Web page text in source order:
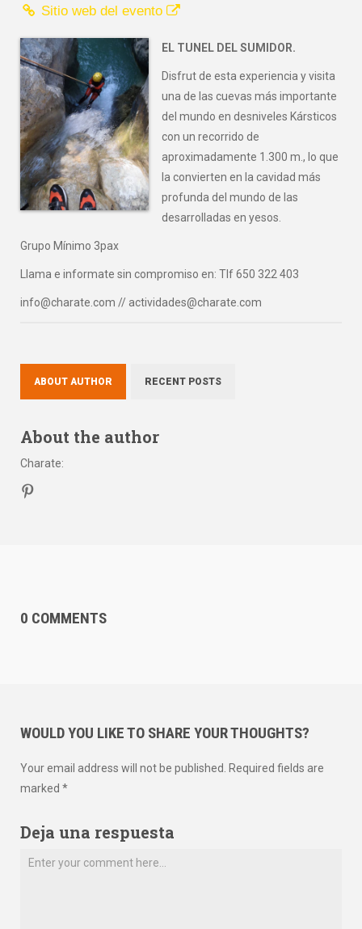
Sitio web del evento
EL TUNEL DEL SUMIDOR.
Disfrut de esta experiencia y visita
una de las cuevas más importante
del mundo en desniveles Kársticos
con un recorrido de
aproximadamente 1.300 m., lo que
la convierten en la cavidad más
profunda del mundo de las
desarrolladas en yesos.
Grupo Mínimo 3pax
Llama e informate sin compromiso en: Tlf 650 322 403
info@charate.com // actividades@charate.com
ABOUT AUTHOR RECENT POSTS
About the author
Charate:
0 COMMENTS
WOULD YOU LIKE TO SHARE YOUR THOUGHTS?
Your email address will not be published. Required fields are
marked *
Deja una respuesta